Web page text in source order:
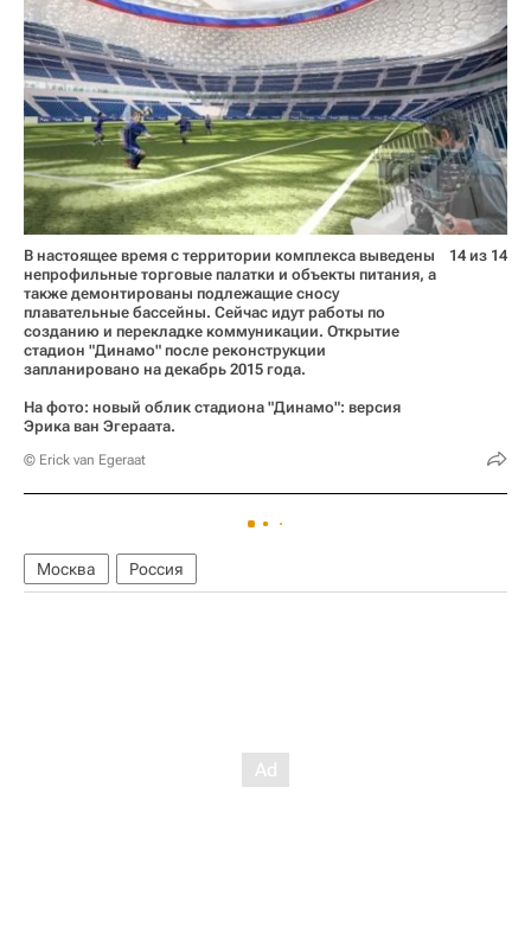
В настоящее время с территории комплекса выведены
непрофильные торговые палатки и объекты питания, а
также демонтированы подлежащие сносу
плавательные бассейны. Сейчас идут работы по
созданию и перекладке коммуникации. Открытие
стадион "Динамо" после реконструкции
запланировано на декабрь 2015 года.
На фото: новый облик стадиона "Динамо": версия
Эрика ван Эгераата.
© Erick van Egeraat
14 из 14
Москва Россия